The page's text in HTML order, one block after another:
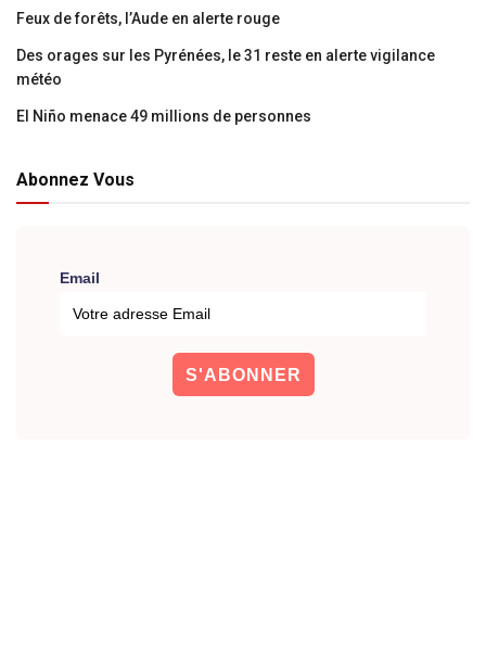
Feux de forêts, l’Aude en alerte rouge
Des orages sur les Pyrénées, le 31 reste en alerte vigilance
météo
El Niño menace 49 millions de personnes
Abonnez Vous
Email